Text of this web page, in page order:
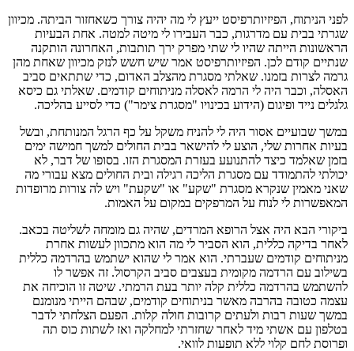
לפני הניתוח, הפיזיותרפיסט ייעץ לי מה יהיה צורך כשאחזור הביתה. מכיוון
שגרתי בבית עם מדרגות, כבר העבירו לי מיטה למטה. אחת הבעיות
הראשונות הייתה שהיו לי שתי מפרק ירך תותבות, האחרונה הותקנה
שנתיים קודם לכן. הפיזיותרפיסט אמר שיש חשש לנזק מכיוון שאחת מהן
גרמה לצרות בזמנו. שאלתי מסגרת מהצלב האדום, כדי שתתאים סביב
האסלה, וכבר היה לי הרמה לאסלה מניתוחים קודמים. שאלתי גם כיסא
גלגלים נייד ופיגום (הידוע בכינויו "מסגרת צימר") כדי לסייע בהליכה.
במשך שבועיים אסור היה לי להניח משקל על כף הרגל המנותחת, ובשל
בעיות אחרות שלי, הוצע לי להישאר בבית החולים למשך חמישה ימים
בזמן שאלמד כיצד להתנועע בעזרת המסגרת הזו. בסופו של דבר, לא
יכולתי להתמודד עם מסגרת הליכה רגילה ובית החולים מצא עבורי מה
שאני מאמין שנקרא מסגרת "שקע" או "שקעת" ויש לה צורות מרופדות
המאפשרות לי לנוח על המרפקים במקום על האמות.
ביקורי הבא היה אצל הרופא המרדים, שהיה גם מומחה לשליטה בכאב.
לאחר בדיקה כללית, הוא הסביר לי מה הוא מתכוון לעשות אחרת
מניתוחים קודמים שעברתי. הוא אמר לי שהוא ישתמש בהרדמה כללית
בשילוב עם הרדמה מקומית בעצבים סביב הקרסול. זה אפשר לו
להשתמש בהרדמה כללית קלה יותר בעת הרמתי. שיטה זו הוכיחה את
עצמה כטובה בהרבה מאשר בניתוחים קודמים, שבהם הייתי מנומנם
במשך שעות רבות ולעתים קרובות חולה קלות. הפעם הצלחתי לדבר
בטלפון עם אשתי מיד לאחר שחזרתי למחלקה ואז לשתות כוס תה
ופרוסת לחם קלוי ללא תופעות לוואי.